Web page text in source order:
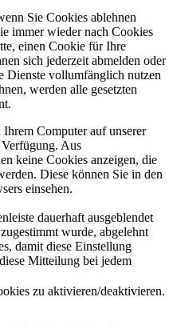
Sie Cookies ablehnen
immer wieder nach Cookies
einen Cookie für Ihre
sich jederzeit abmelden oder
Dienste vollumfänglich nutzen
werden alle gesetzten
Computer auf unserer
Aus
keine Cookies anzeigen, die
Diese können Sie in den
einsehen.
dauerhaft ausgeblendet
wurde, abgelehnt
damit diese Einstellung
Mitteilung bei jedem
zu aktivieren/deaktivieren.